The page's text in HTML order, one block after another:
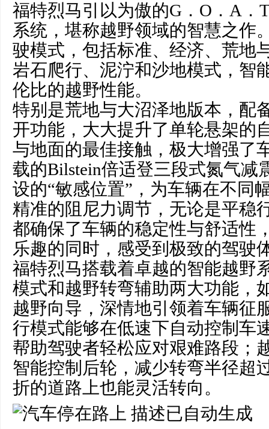
福特烈马引以为傲的G．O．A．
系统，堪称越野领域的智慧之作
驶模式，包括标准、经济、荒地
岩石爬行、泥泞和沙地模式，智
伦比的越野性能。
特别是荒地与大沼泽地版本，配
开功能，大大提升了单轮悬架的
与地面的最佳接触，极大增强了
载的Bilstein倍适登三段式氮气减
设的“敏感位置”，为车辆在不同
精准的阻尼力调节，无论是平稳
都确保了车辆的稳定性与舒适性
乐趣的同时，感受到极致的驾驶
福特烈马搭载着卓越的智能越野
模式和越野转弯辅助两大功能，
越野向导，深情地引领着车辆征
行模式能够在低速下自动控制车
帮助驾驶者轻松应对艰难路段；
智能控制后轮，减少转弯半径超
折的道路上也能灵活转向。